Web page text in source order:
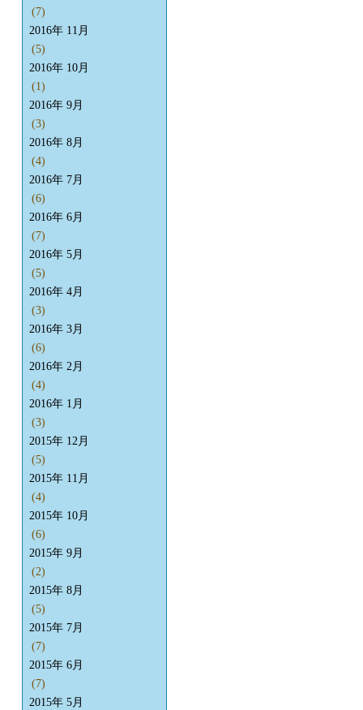
(7)
2016年 11月
(5)
2016年 10月
(1)
2016年 9月
(3)
2016年 8月
(4)
2016年 7月
(6)
2016年 6月
(7)
2016年 5月
(5)
2016年 4月
(3)
2016年 3月
(6)
2016年 2月
(4)
2016年 1月
(3)
2015年 12月
(5)
2015年 11月
(4)
2015年 10月
(6)
2015年 9月
(2)
2015年 8月
(5)
2015年 7月
(7)
2015年 6月
(7)
2015年 5月